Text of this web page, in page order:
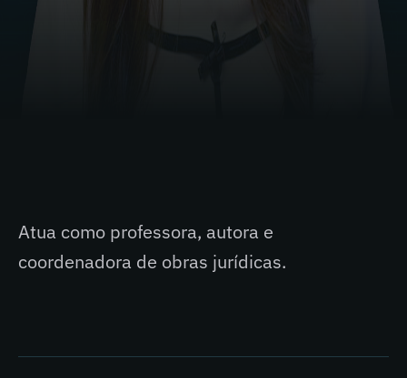
em 2004.
Atua como professora, autora e
coordenadora de obras jurídicas.